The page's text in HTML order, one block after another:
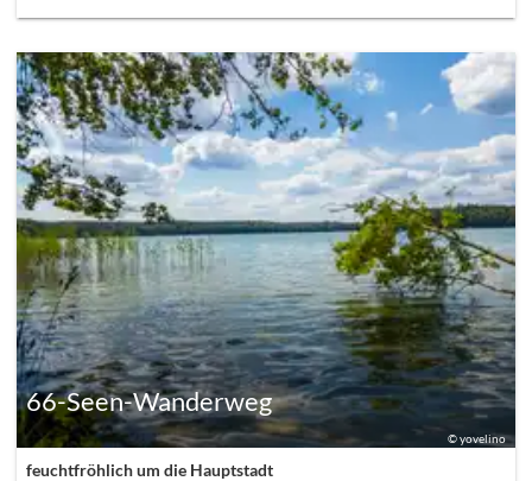
©yovelino
66-Seen-Wanderweg
feuchtfröhlich um die Hauptstadt